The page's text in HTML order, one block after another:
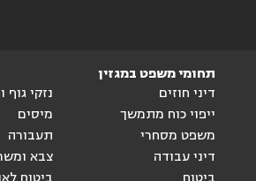
תחומי משפט במגזין
דיני חוזים
ייפוי כוח מתמשך
משפט מסחרי
דיני עבודה
נזקי גוף
מיסים
תעבורה
צבא